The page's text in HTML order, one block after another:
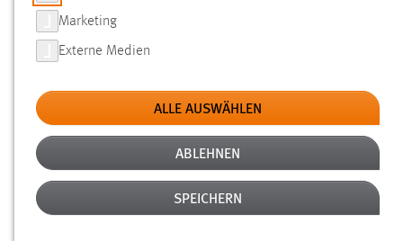
FILTER
Typ
Erstellungsdatum
Alter
Marketing
Externe Medien
ALLE AUSWÄHLEN
ABLEHNEN
SPEICHERN